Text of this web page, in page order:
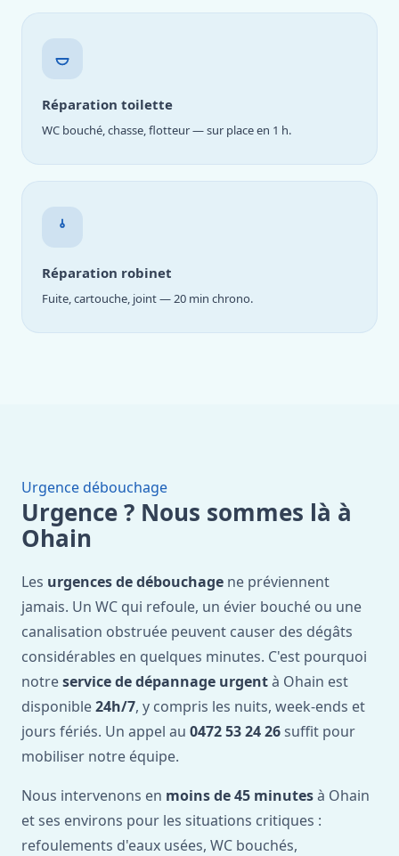
Réparation toilette
WC bouché, chasse, flotteur — sur place en 1 h.
Réparation robinet
Fuite, cartouche, joint — 20 min chrono.
Urgence débouchage
Urgence ? Nous sommes là à
Ohain
Les urgences de débouchage ne préviennent
jamais. Un WC qui refoule, un évier bouché ou une
canalisation obstruée peuvent causer des dégâts
considérables en quelques minutes. C'est pourquoi
notreservice de dépannage urgentà Ohain est
disponible24h/7, y compris les nuits, week-ends et
jours fériés. Un appel au 0472 53 24 26 suffit pour
mobiliser notre équipe.
Nous intervenons en moins de 45 minutesà Ohain
et ses environs pour les situations critiques :
refoulements d'eaux usées, WC bouchés,